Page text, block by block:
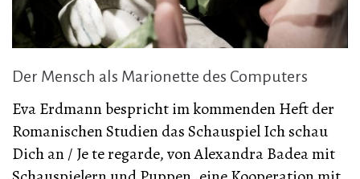
Der Mensch als Marionette des Computers
Eva Erdmann bespricht im kommenden Heft der
Romanischen Studien das Schauspiel Ich schau
Dich an / Je te regarde, von Alexandra Badea mit